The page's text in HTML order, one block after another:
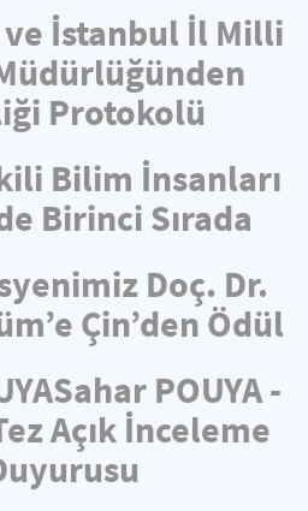
ve İstanbul İl Milli
Protokolü
Bilim İnsanları
Birinci Sırada
Doç. Dr.
Çin’den Ödül
POUYA -
Açık İnceleme